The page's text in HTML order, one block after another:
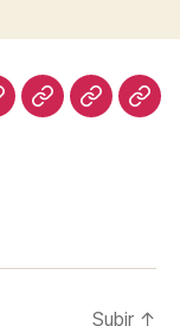
ArtigosNorte
Subir ↑